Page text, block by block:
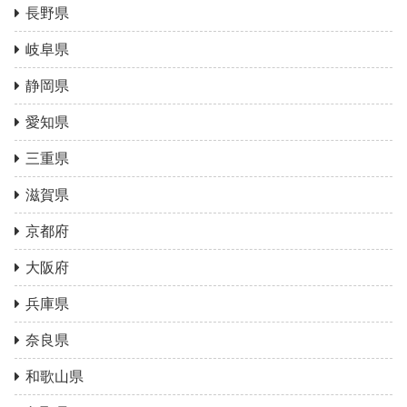
長野県
岐阜県
静岡県
愛知県
三重県
滋賀県
京都府
大阪府
兵庫県
奈良県
和歌山県